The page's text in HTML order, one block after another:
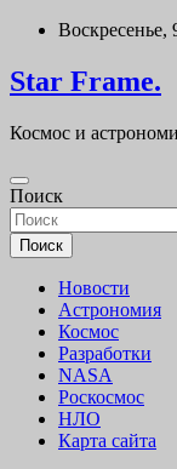
Перейти
содержимому
Воскресенье,
Star Frame.
Космос и
Поиск
Поиск
Новости
Астрономия
Космос
Разработки
NASA
Роскосмос
НЛО
Карта сайта